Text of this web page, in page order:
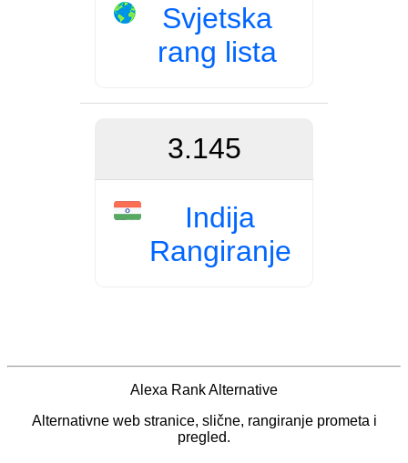
Svjetska
rang lista
3.145
Indija
Rangiranje
Alexa Rank Alternative
Alternativne web stranice, slične, rangiranje prometa i
pregled.